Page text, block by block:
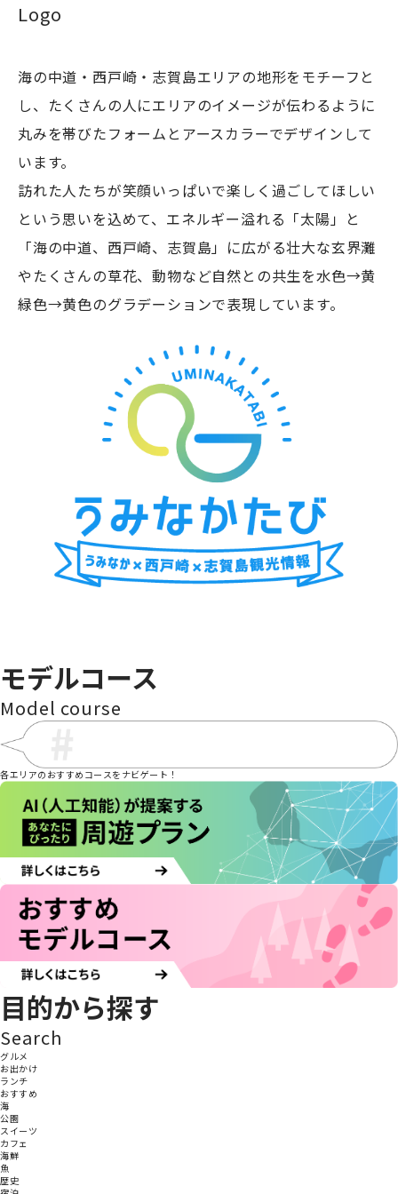
海の中道青少年海の家
潮見公園
金印ドック
中西食堂
海中街道大岳
Logo
海の中道・西戸崎・志賀島エリアの地形をモチーフと
し、たくさんの人にエリアのイメージが伝わるように
丸みを帯びたフォームとアースカラーでデザインして
います。
訪れた人たちが笑顔いっぱいで楽しく過ごしてほしい
という思いを込めて、エネルギー溢れる「太陽」と
「海の中道、西戸崎、志賀島」に広がる壮大な玄界灘
やたくさんの草花、動物など自然との共生を水色→黄
緑色→黄色のグラデーションで表現しています。
モデルコース
Model course
各エリアのおすすめコースをナビゲート！
目的から探す
Search
グルメ
お出かけ
ランチ
おすすめ
海
公園
スイーツ
カフェ
海鮮
魚
歴史